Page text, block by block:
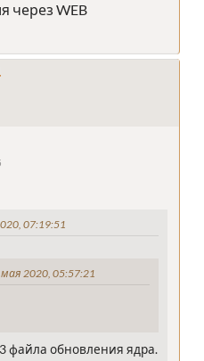
через WEB
07:19:51
2020, 05:57:21
файла обновления ядра.